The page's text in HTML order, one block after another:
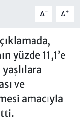
A- A+
yüzde 11,1’e
ve
amacıyla